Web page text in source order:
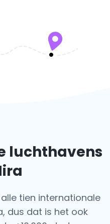
luchthavens
tien internationale
dus dat is het ook